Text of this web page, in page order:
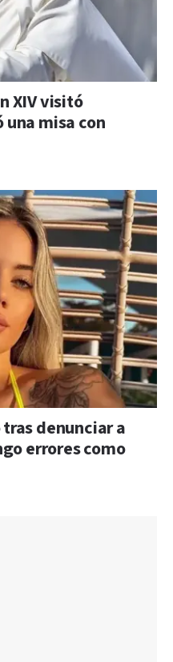
XIV visitó
misa con
denunciar a
errores como